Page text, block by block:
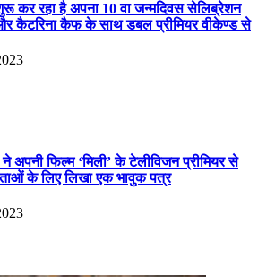
कर रहा है अपना 10 वा जन्मदिवस सेलिब्रेशन
कैटरिना कैफ के साथ डबल प्रीमियर वीकेण्ड से
अपनी फिल्म ‘मिली’ के टेलीविजन प्रीमियर से
के लिए लिखा एक भावुक पत्र